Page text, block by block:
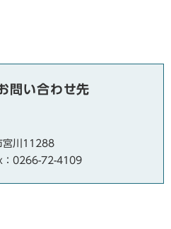
問い合わせ先
宮川11288
：0266-72-4109